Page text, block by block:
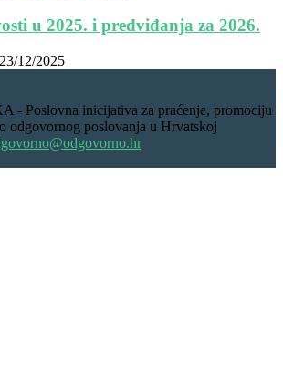
u 2025. i predviđanja za 2026.
23/12/2025
- Poslovna inicijativa za praćenje, promociju
odgovornog poslovanja u Hrvatskoj